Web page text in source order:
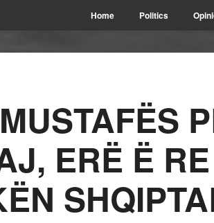
Home Politics
ERË Ë